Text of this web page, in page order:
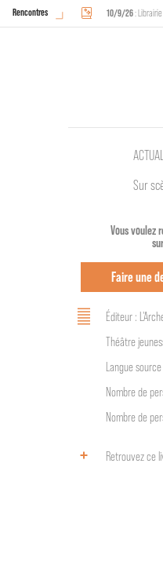
Rencontres 10/9/26:
Sur
Vous voulez
Faire une
Éditeur :
Théâtre
Langue
Nombre de
Nombre de
Retrouvez ce